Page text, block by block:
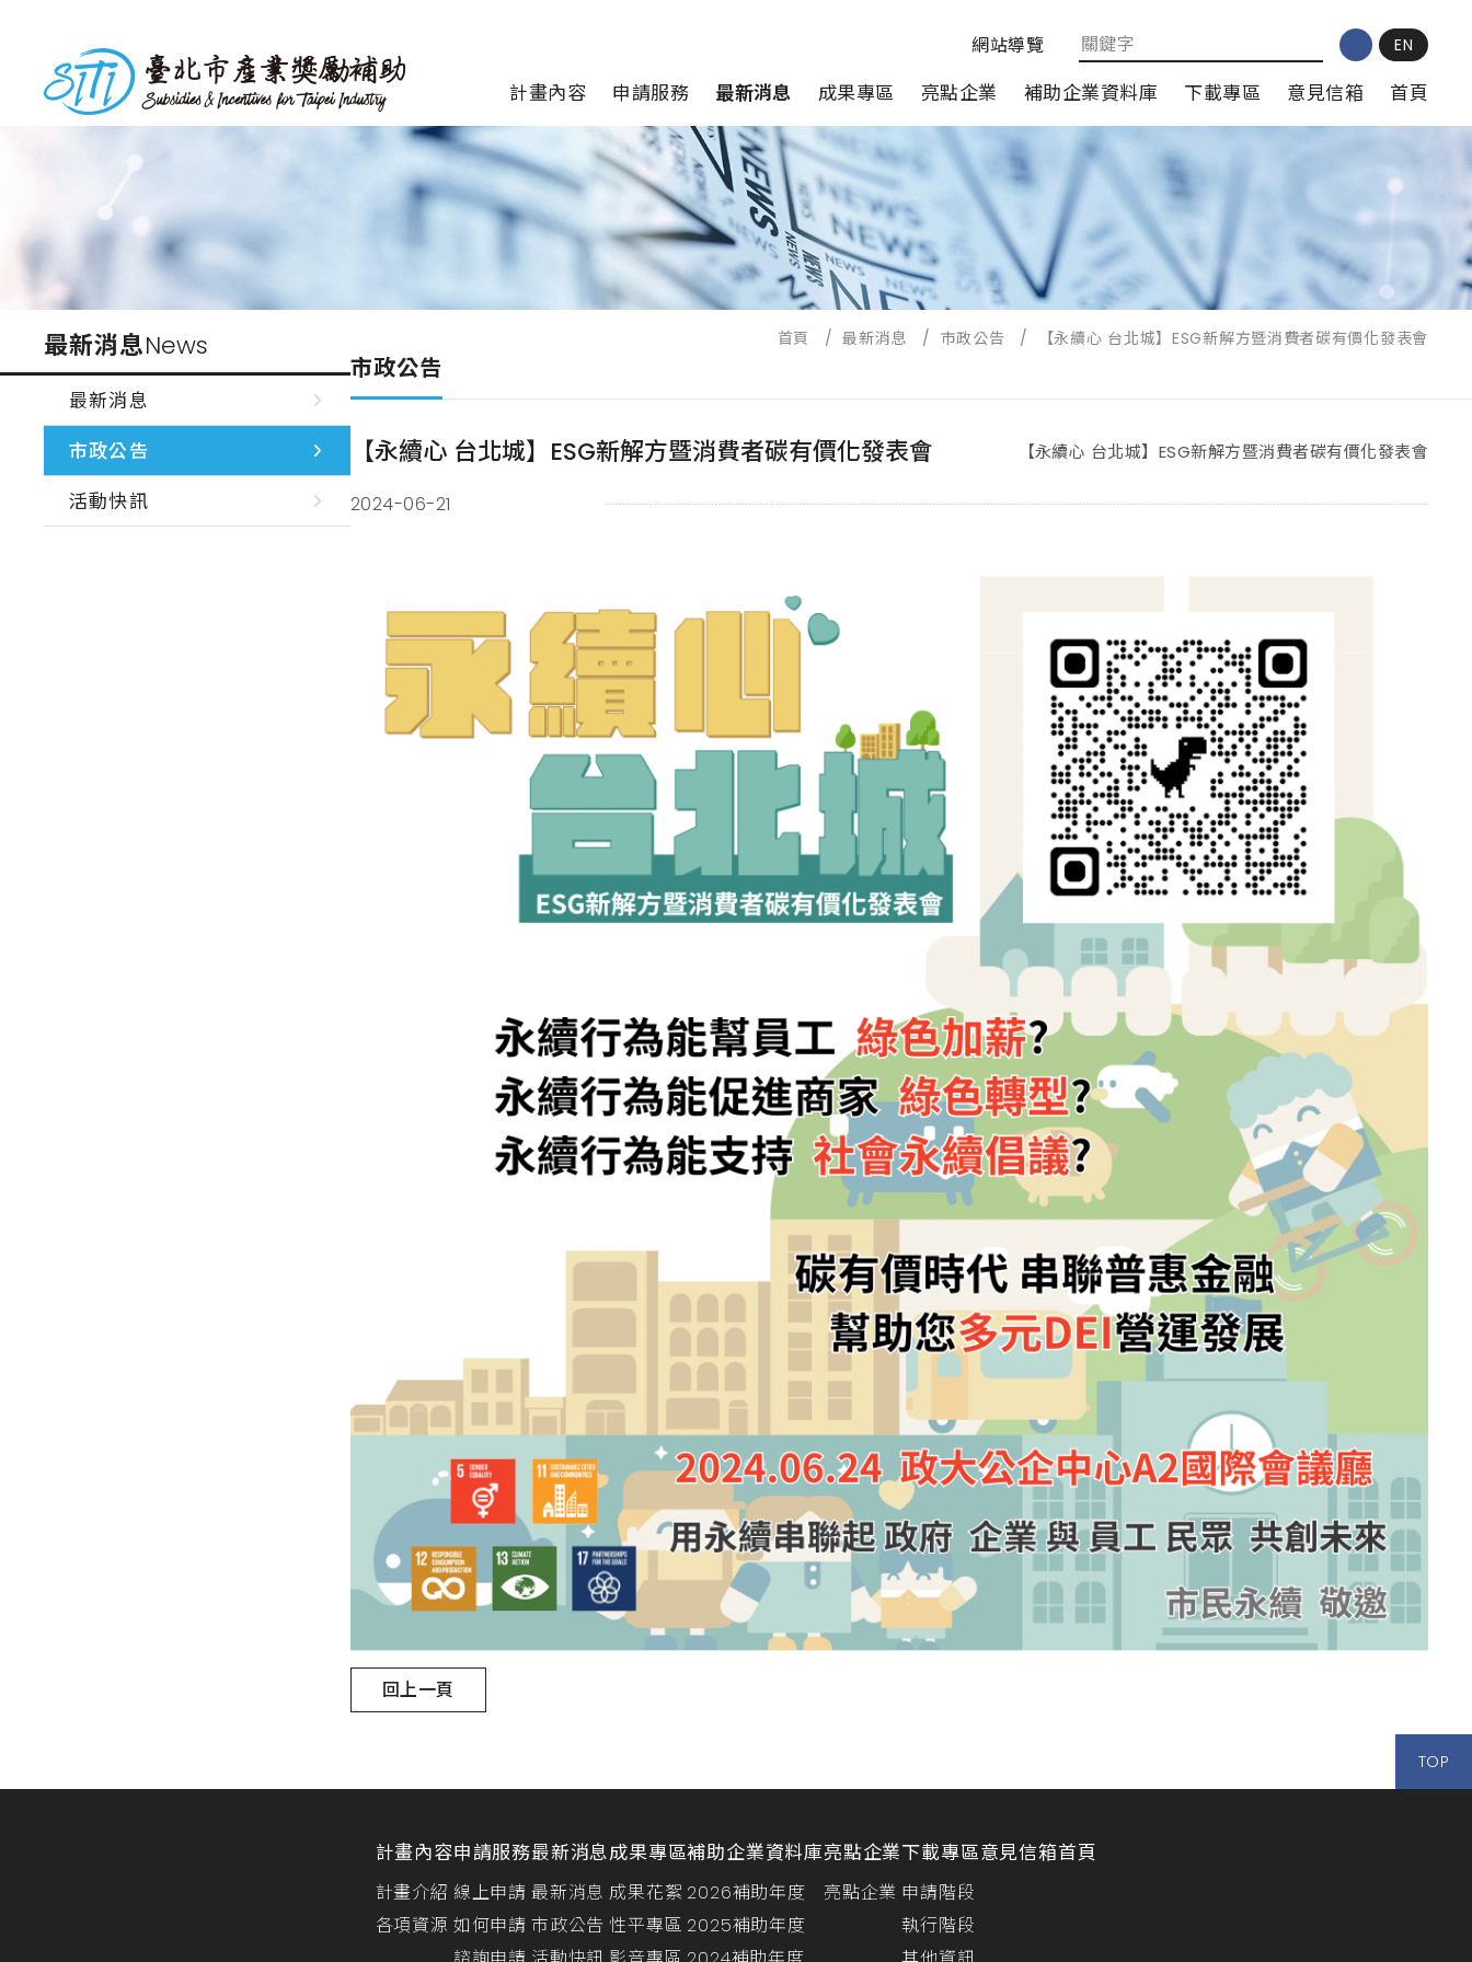
台北市產業獎勵補助
網站導覽 EN
計畫內容 申請服務 最新消息 成果專區 亮點企業 補助企業資料庫 下載專區 意見信箱 首頁
最新消息News
最新消息
市政公告
活動快訊
首頁 / 最新消息 / 市政公告 / 【永續心 台北城】ESG新解方暨消費者碳有價化發表會
市政公告
【永續心 台北城】ESG新解方暨消費者碳有價化發表會 【永續心 台北城】ESG新解方暨消費者碳有價化發表會
2024-06-21
回上一頁
TOP
計畫內容
計畫介紹
各項資源
申請服務
線上申請
如何申請
最新消息
最新消息
市政公告
成果專區
成果花絮
性平專區
補助企業資料庫
2026補助年度
2025補助年度
亮點企業
亮點企業
下載專區
申請階段
執行階段
意見信箱首頁